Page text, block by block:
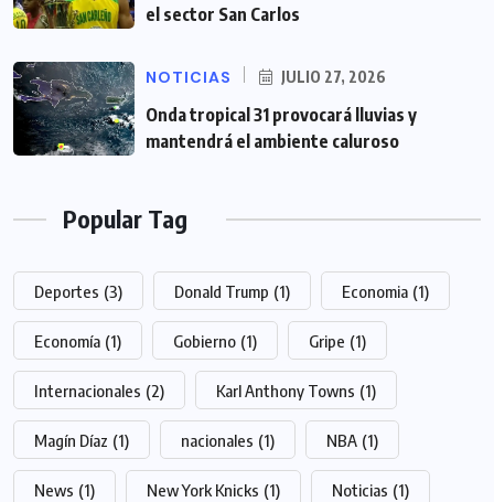
el sector San Carlos
NOTICIAS JULIO 27, 2026
Onda tropical 31 provocará lluvias y
mantendrá el ambiente caluroso
Popular Tag
Deportes (3) Donald Trump (1) Economia (1)
Economía (1) Gobierno (1) Gripe (1)
Internacionales (2) Karl Anthony Towns (1)
Magín Díaz (1) nacionales (1) NBA (1)
News (1) New York Knicks (1) Noticias (1)